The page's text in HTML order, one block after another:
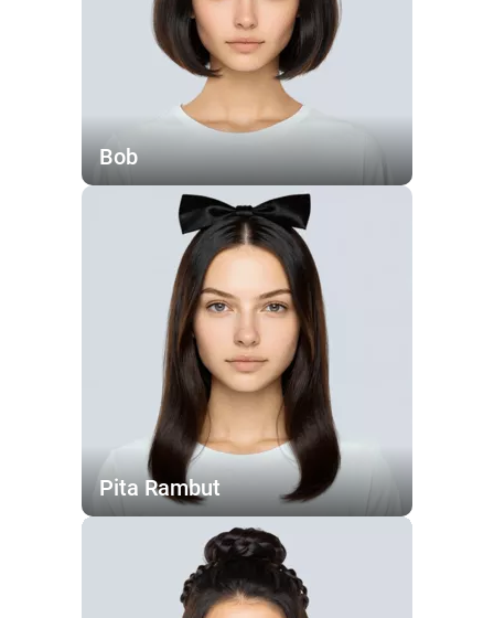
Bob
Pita Rambut